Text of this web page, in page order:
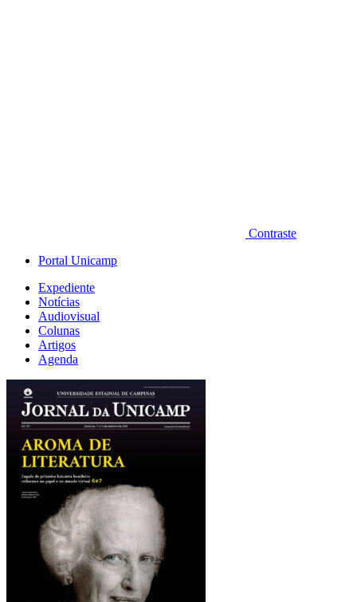
Contraste
Portal Unicamp
Expediente
Notícias
Audiovisual
Colunas
Artigos
Agenda